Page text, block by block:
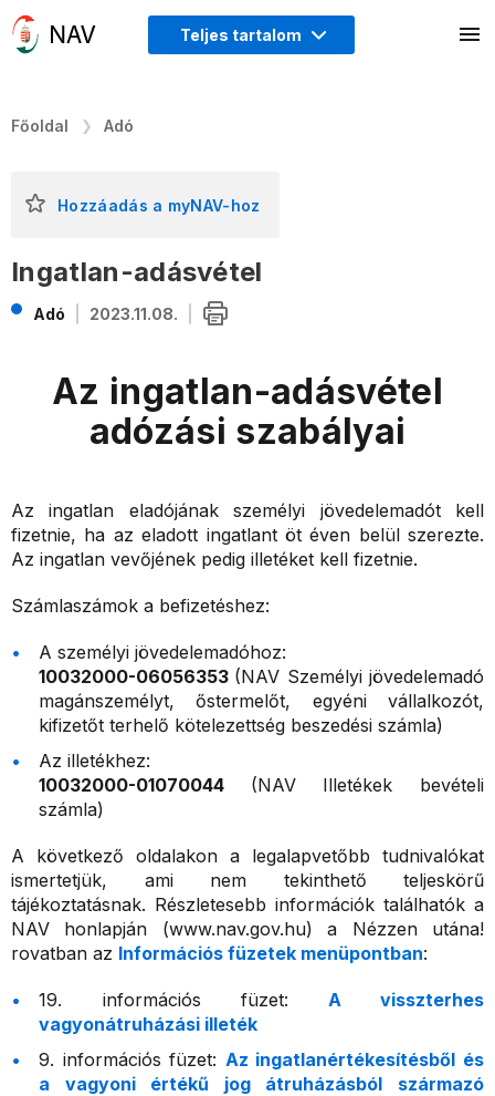
Teljes tartalom
Főoldal Adó
Ingatlan-adásvétel
Hozzáadás a myNAV-hoz
Adó 2023.11.08.
Az ingatlan-adásvétel
adózási szabályai
Az ingatlan eladójának személyi jövedelemadót kell
fizetnie, ha az eladott ingatlant öt éven belül szerezte.
Az ingatlan vevőjének pedig illetéket kell fizetnie.
Számlaszámok a befizetéshez:
A személyi jövedelemadóhoz:
10032000-06056353 (NAV Személyi jövedelemadó
magánszemélyt, őstermelőt, egyéni vállalkozót,
kifizetőt terhelő kötelezettség beszedési számla)
Az illetékhez:
10032000-01070044 (NAV Illetékek bevételi
számla)
A következő oldalakon a legalapvetőbb tudnivalókat
ismertetjük, ami nem tekinthető teljeskörű
tájékoztatásnak. Részletesebb információk találhatók a
NAV honlapján (www.nav.gov.hu) a Nézzen utána!
rovatban az Információs füzetek menüpontban:
19. információs füzet: A visszterhes
vagyonátruházási illeték
9. információs füzet: Az ingatlanértékesítésből és
a vagyoni értékű jog átruházásból származó